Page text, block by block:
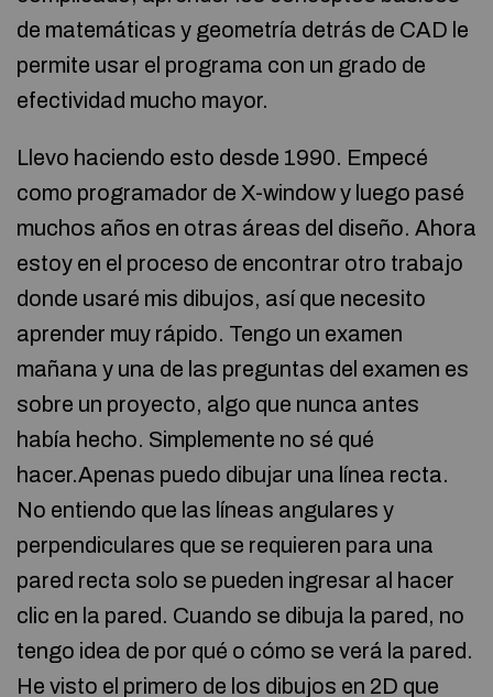
de matemáticas y geometría detrás de CAD le
permite usar el programa con un grado de
efectividad mucho mayor.
Llevo haciendo esto desde 1990. Empecé
como programador de X-window y luego pasé
muchos años en otras áreas del diseño. Ahora
estoy en el proceso de encontrar otro trabajo
donde usaré mis dibujos, así que necesito
aprender muy rápido. Tengo un examen
mañana y una de las preguntas del examen es
sobre un proyecto, algo que nunca antes
había hecho. Simplemente no sé qué
hacer.Apenas puedo dibujar una línea recta.
No entiendo que las líneas angulares y
perpendiculares que se requieren para una
pared recta solo se pueden ingresar al hacer
clic en la pared. Cuando se dibuja la pared, no
tengo idea de por qué o cómo se verá la pared.
He visto el primero de los dibujos en 2D que